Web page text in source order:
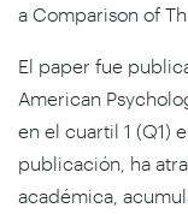
a Comparison of
El paper fue
American
en el cuartil 1 (Q1)
publicación, ha
académica,